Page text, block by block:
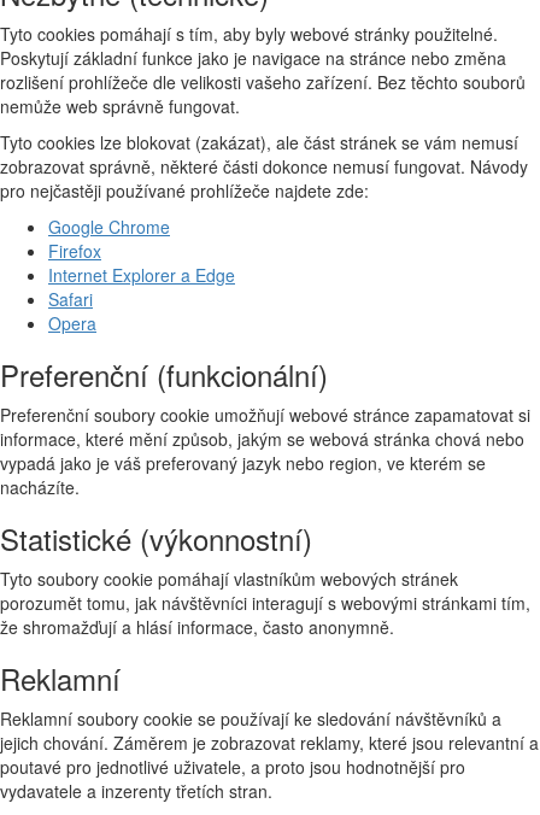
Tyto cookies pomáhají s tím, aby byly webové stránky použitelné.
Poskytují základní funkce jako je navigace na stránce nebo změna
rozlišení prohlížeče dle velikosti vašeho zařízení. Bez těchto souborů
nemůže web správně fungovat.
Tyto cookies lze blokovat (zakázat), ale část stránek se vám nemusí
zobrazovat správně, některé části dokonce nemusí fungovat. Návody
pro nejčastěji používané prohlížeče najdete zde:
Google Chrome
Firefox
Internet Explorer a Edge
Safari
Opera
Preferenční (funkcionální)
Preferenční soubory cookie umožňují webové stránce zapamatovat si
informace, které mění způsob, jakým se webová stránka chová nebo
vypadá jako je váš preferovaný jazyk nebo region, ve kterém se
nacházíte.
Statistické (výkonnostní)
Tyto soubory cookie pomáhají vlastníkům webových stránek
porozumět tomu, jak návštěvníci interagují s webovými stránkami tím,
že shromažďují a hlásí informace, často anonymně.
Reklamní
Reklamní soubory cookie se používají ke sledování návštěvníků a
jejich chování. Záměrem je zobrazovat reklamy, které jsou relevantní a
poutavé pro jednotlivé uživatele, a proto jsou hodnotnější pro
vydavatele a inzerenty třetích stran.